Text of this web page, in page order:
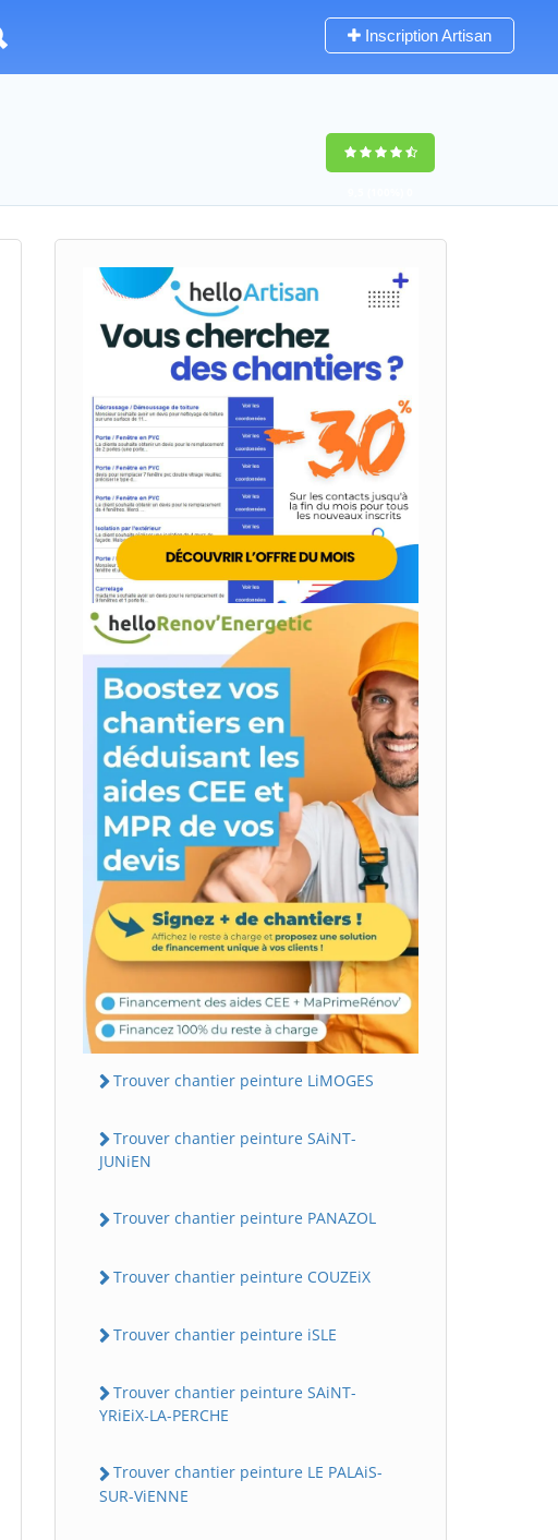
Inscription Artisan
Trouver chantier peinture LiMOGES
Trouver chantier peinture SAiNT-
JUNiEN
Trouver chantier peinture PANAZOL
Trouver chantier peinture COUZEiX
Trouver chantier peinture iSLE
Trouver chantier peinture SAiNT-
YRiEiX-LA-PERCHE
Trouver chantier peinture LE PALAiS-
SUR-ViENNE